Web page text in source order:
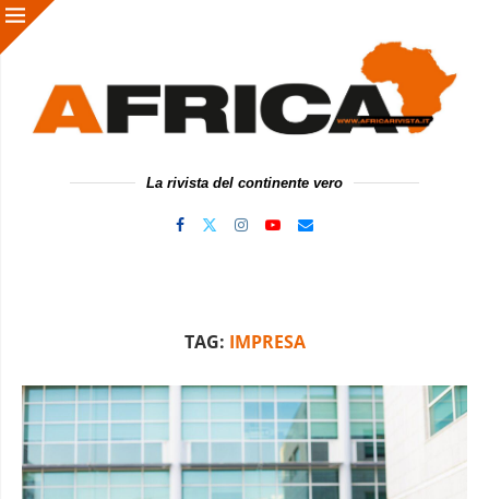
La rivista del continente vero
TAG: IMPRESA